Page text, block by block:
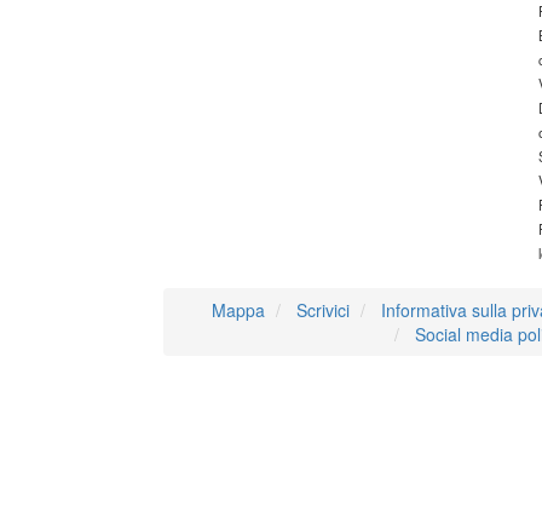
Mappa Scrivici
Informativa sulla
Social media